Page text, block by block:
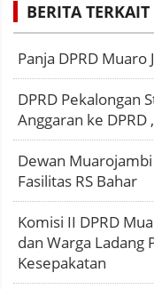
BERITA TERKAIT
Panja DPRD Muaro
DPRD Pekalongan
Anggaran ke
Dewan
Fasilitas RS Bahar
Komisi II DPRD
dan Warga Ladang
Kesepakatan